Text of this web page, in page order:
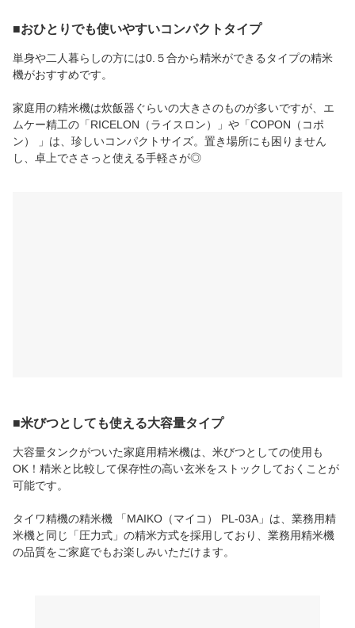
■おひとりでも使いやすいコンパクトタイプ
単身や二人暮らしの方には0.５合から精米ができるタイプの精米
機がおすすめです。
家庭用の精米機は炊飯器ぐらいの大きさのものが多いですが、エ
ムケー精工の「RICELON（ライスロン）」や「COPON（コポ
ン） 」は、珍しいコンパクトサイズ。置き場所にも困りません
し、卓上でささっと使える手軽さが◎
■米びつとしても使える大容量タイプ
大容量タンクがついた家庭用精米機は、米びつとしての使用も
OK！精米と比較して保存性の高い玄米をストックしておくことが
可能です。
タイワ精機の精米機 「MAIKO（マイコ） PL-03A」は、業務用精
米機と同じ「圧力式」の精米方式を採用しており、業務用精米機
の品質をご家庭でもお楽しみいただけます。